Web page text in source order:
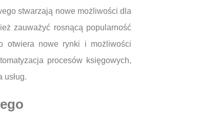
stwarzają nowe możliwości dla
zauważyć rosnącą popularność
otwiera nowe rynki i możliwości
procesów księgowych,